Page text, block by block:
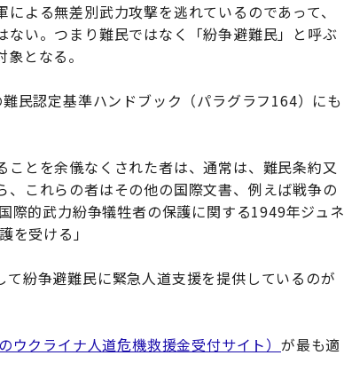
よる無差別武力攻撃を逃れているのであって、
い。つまり難民ではなく「紛争避難民」と呼ぶ
となる。
民認定基準ハンドブック（パラグラフ164）にも
ことを余儀なくされた者は、通常は、難民条約又
これらの者はその他の国際文書、例えば戦争の
際的武力紛争犠牲者の保護に関する1949年ジュネ
を受ける」
紛争避難民に緊急人道支援を提供しているのが
ウクライナ人道危機救援金受付サイト） が最も適